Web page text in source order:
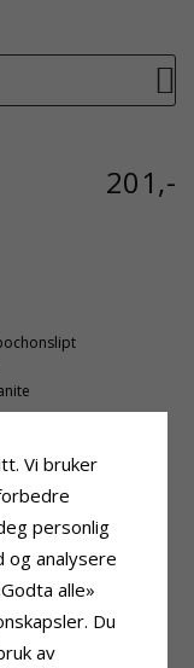
201,-
mm
Vi bruker
personlig
og analysere
alle»
Du
av